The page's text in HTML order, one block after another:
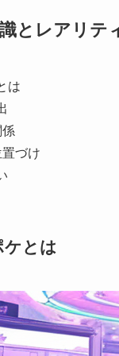
とレアリテ
は
係
づけ
ケとは